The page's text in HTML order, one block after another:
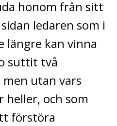
honom från sitt
ledaren som i
längre kan vinna
suttit två
utan vars
heller, och som
förstöra